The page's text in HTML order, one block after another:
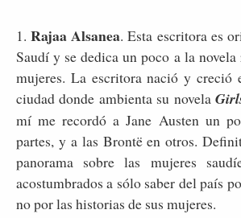
1.Rajaa Alsanea. Esta escritora es
Saudí y se dedica un poco a la
mujeres. La escritora nació y creció
ciudad donde ambienta su novela
mí me recordó a Jane Austen un
partes, y a las Brontë en otros.
panorama sobre las mujeres
acostumbrados a sólo saber del país
no por las historias de sus mujeres.